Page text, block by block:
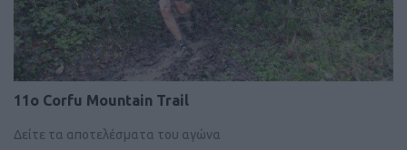
11ο Corfu Mountain Trail
Δείτε τα αποτελέσματα του αγώνα